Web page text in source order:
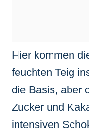
Hier kommen
feuchten Teig
die Basis, aber
Zucker und
intensiven